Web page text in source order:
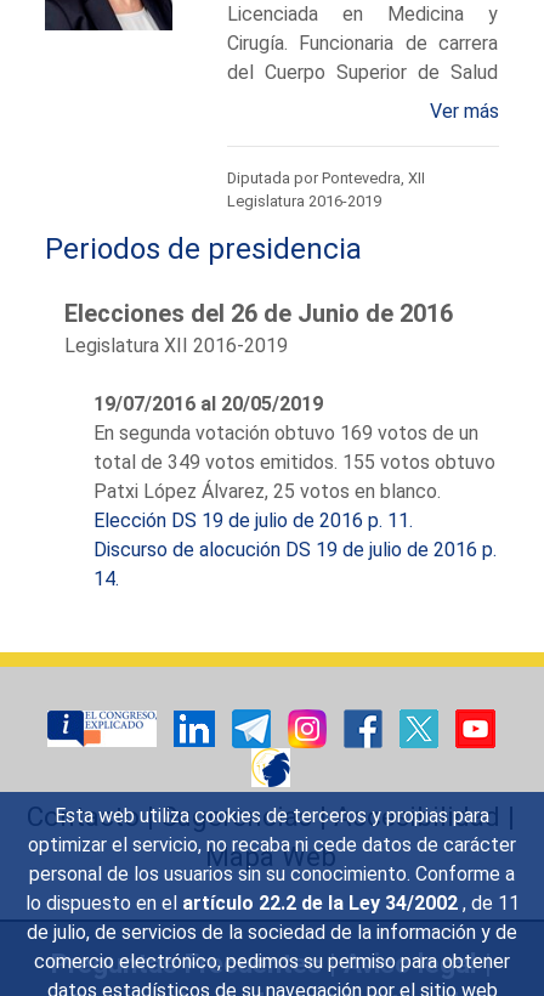
Esta web utiliza cookies de terceros y propias para
optimizar el servicio, no recaba ni cede datos de carácter
personal de los usuarios sin su conocimiento. Conforme a
lo dispuesto en el artículo 22.2 de la Ley 34/2002 , de 11
de julio, de servicios de la sociedad de la información y de
comercio electrónico, pedimos su permiso para obtener
datos estadísticos de su navegación por el sitio web
Licenciada en Medicina y
Cirugía. Funcionaria de carrera
del Cuerpo Superior de Salud
Pública y Administración
Ministra de Sanidad y Consumo.
Ministra de Fomento.
Vicepresidenta del Congreso
Ejecutiva de Política Social del
PP (2004-2008). Subsecretaria
Cultura. Subsecretaria del
Ministerio de la Presidencia.
Subsecretaria del Ministerio del
Interior.
Ver más
Diputada por Pontevedra, XII
Legislatura 2016-2019
Periodos de presidencia
Elecciones del 26 de Junio de 2016
Legislatura XII 2016-2019
19/07/2016 al 20/05/2019
En segunda votación obtuvo 169 votos de un
total de 349 votos emitidos. 155 votos obtuvo
Patxi López Álvarez, 25 votos en blanco.
Elección DS 19 de julio de 2016 p. 11.
Discurso de alocución DS 19 de julio de 2016 p.
14.
Contacto|Sugerencias|Accesibilidad |
Mapa Web
Preguntas Frecuentes|Aviso legal|